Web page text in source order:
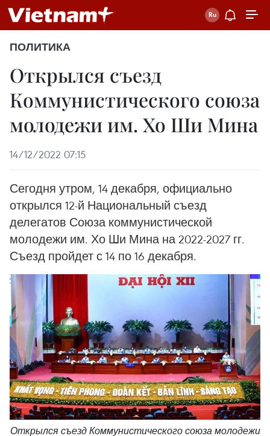
ПОЛИТИКА
Открылся съезд
Коммунистического союза
молодежи им. Хо Ши Мина
14/12/2022 07:15
Сегодня утром, 14 декабря, официально
открылся 12-й Национальный съезд
делегатов Союза коммунистической
молодежи им. Хо Ши Мина на 2022-2027 гг.
Съезд пройдет с 14 по 16 декабря.
Открылся съезд Коммунистического союза молодежи